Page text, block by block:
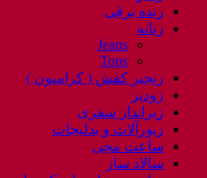
رنده برقی
زنانه
Jeans
Tops
زنجیر کفش ( کرامپون )
زودپز
زیرانداز سفری
زیورآلات و بدلیجات
ساعت مچی
سالاد ساز